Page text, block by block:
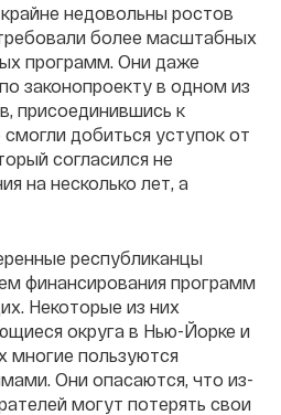
недовольны ростов
более масштабных
программ. Они даже
законопроекту в одном из
присоединившись к
добиться уступок от
согласился не
на несколько лет, а
республиканцы
финансирования программ
Некоторые из них
округа в Нью-Йорке и
многие пользуются
Они опасаются, что из-
могут потерять свои